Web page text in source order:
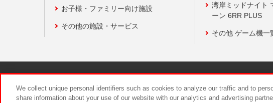
お子様・ファミリー向け施設
その他の施設・サービス
湾岸ミッドナイト
ーン 6RR PLUS
その他 ゲーム機一
We collect unique personal identifiers such as cookies to analyze our traffic and to
share information about your use of our website with our analytics and advertising